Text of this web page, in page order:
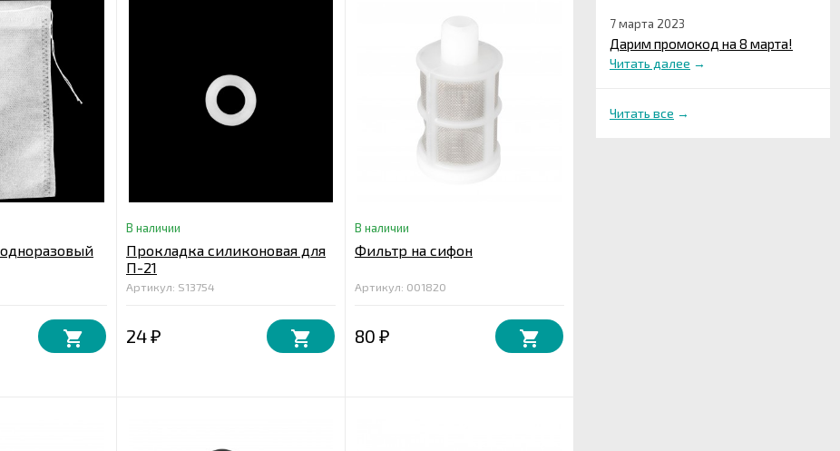
7 марта 2023
Дарим промокод на 8 марта!
Читать далее →
Читать все →
В наличии
Прокладка силиконовая для
П-21
Артикул: S13754
24 ₽
В наличии
Фильтр на сифон
Артикул: 001820
80 ₽